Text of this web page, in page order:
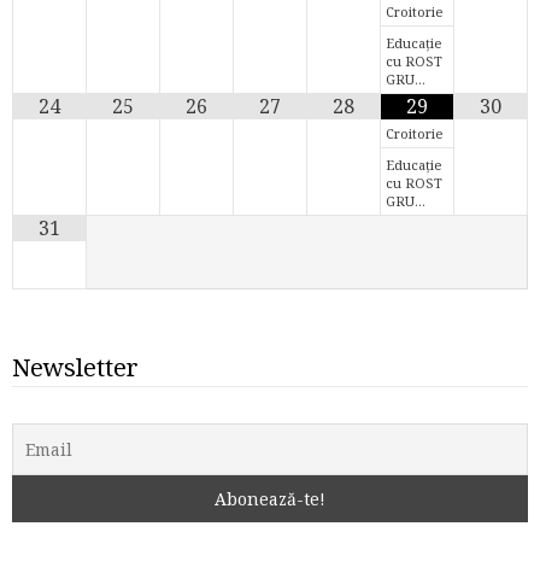
Croitorie
Educație
cu ROST
GRU…
24 25 26 27 28 29
Croitorie
Educație
cu ROST
GRU…
30
31
Newsletter